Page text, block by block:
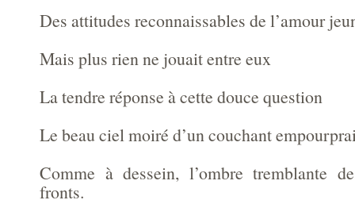
Des attitudes reconnaissables de l’amour
Mais plus rien ne jouait entre eux
La tendre réponse à cette douce question
Le beau ciel moiré d’un couchant
Comme à dessein, l’ombre tremblante
fronts.